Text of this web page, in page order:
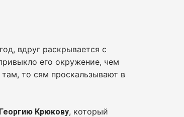
вдруг раскрывается с
его окружение, чем
то сям проскальзывают в
Георгию Крюкову, который